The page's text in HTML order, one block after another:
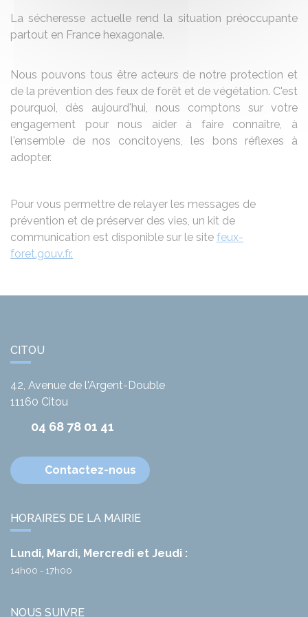
La sécheresse actuelle rend la situation préoccupante
partout en France hexagonale.
Nous pouvons tous être acteurs de notre protection et
de la prévention des feux de forêt et de végétation. C'est
pourquoi, dès aujourd'hui, nous comptons sur votre
engagement pour nous aider à faire connaître, à
l'ensemble de nos concitoyens, les bons réflexes à
adopter.
Pour vous permettre de relayer les messages de
prévention et de préserver des vies, un kit de
communication est disponible sur le site feux-
foret.gouv.fr.
CITOU
42, Avenue de l'Argent-Double
11160 Citou
04 68 78 01 41
Contactez-nous
HORAIRES DE LA MAIRIE
Lundi, Mardi, Mercredi et Jeudi :
14h00 - 17h00
NOUS SUIVRE